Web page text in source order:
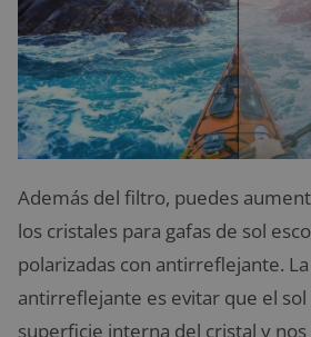
Además del filtro, puedes
los cristales para gafas de sol
polarizadas con antirreflejante.
antirreflejante es evitar que el
superficie interna del cristal y